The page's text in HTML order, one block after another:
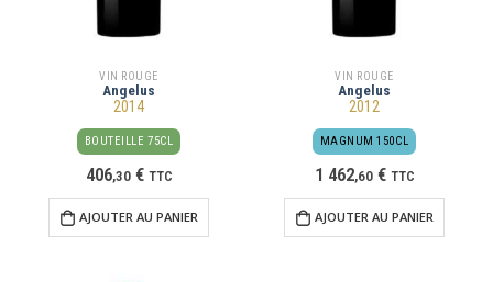
VIN ROUGE
Angelus
2014
BOUTEILLE 75CL
406,30 € TTC
AJOUTER AU PANIER
VIN ROUGE
Angelus
2012
MAGNUM 150CL
1 462,60 € TTC
AJOUTER AU PANIER